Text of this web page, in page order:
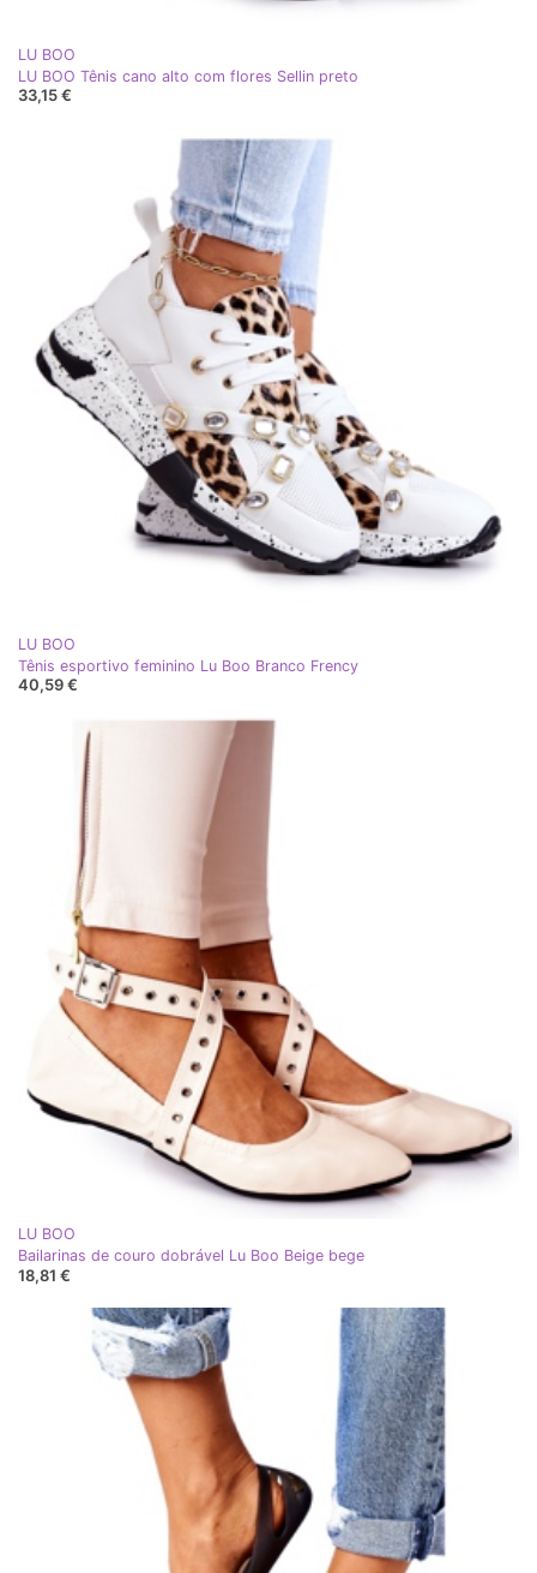
LU BOO
LU BOO Tênis cano alto com flores Sellin preto
33,15 €
LU BOO
Tênis esportivo feminino Lu Boo Branco Frency
40,59 €
LU BOO
Bailarinas de couro dobrável Lu Boo Beige bege
18,81 €